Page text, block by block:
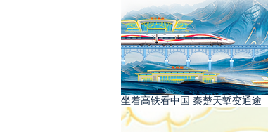
坐着高铁看中国 秦楚天堑变通途